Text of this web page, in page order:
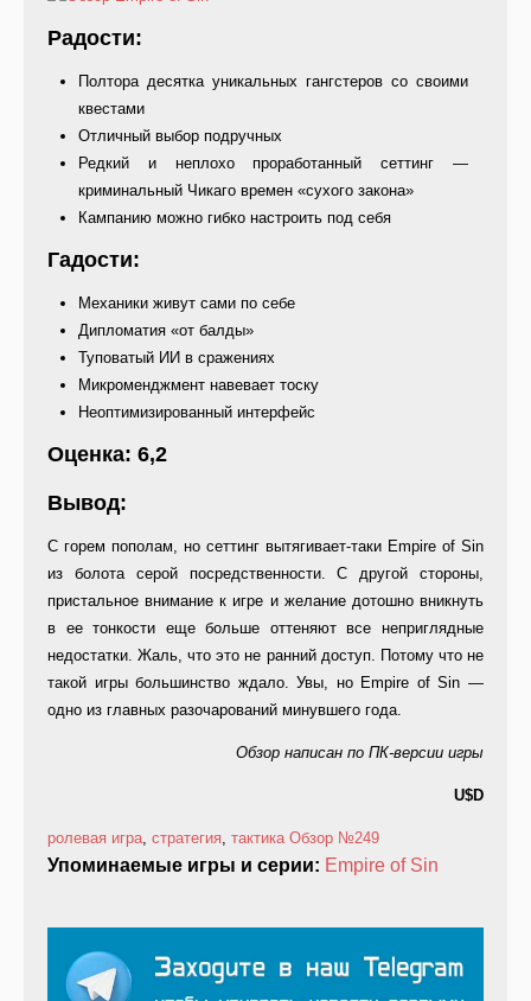
Радости:
Полтора десятка уникальных гангстеров со своими
квестами
Отличный выбор подручных
Редкий и неплохо проработанный сеттинг —
криминальный Чикаго времен «сухого закона»
Кампанию можно гибко настроить под себя
Гадости:
Механики живут сами по себе
Дипломатия «от балды»
Туповатый ИИ в сражениях
Микроменджмент навевает тоску
Неоптимизированный интерфейс
Оценка: 6,2
Вывод:
С горем пополам, но сеттинг вытягивает-таки Empire of Sin
из болота серой посредственности. С другой стороны,
пристальное внимание к игре и желание дотошно вникнуть
в ее тонкости еще больше оттеняют все неприглядные
недостатки. Жаль, что это не ранний доступ. Потому что не
такой игры большинство ждало. Увы, но Empire of Sin —
одно из главных разочарований минувшего года.
Обзор написан по ПК-версии игры
U$D
ролевая игра, стратегия, тактика Обзор №249
Упоминаемые игры и серии: Empire of Sin